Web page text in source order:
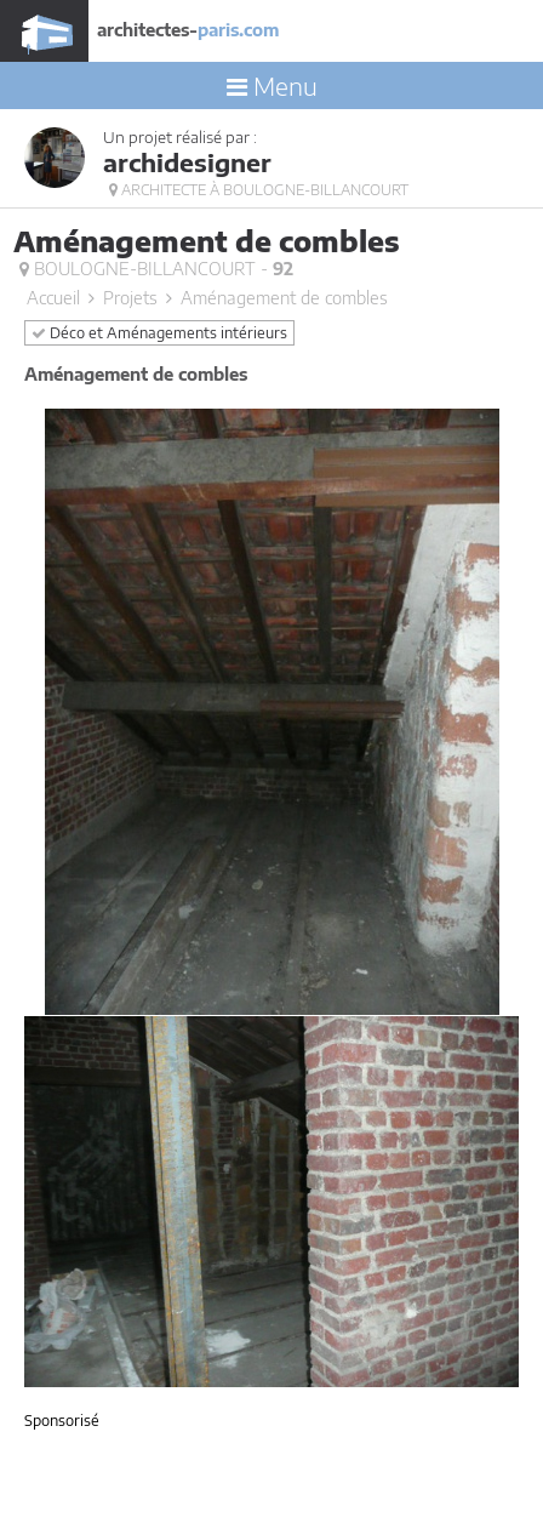
architectes-paris.com
Menu
Un projet réalisé par :
archidesigner
ARCHITECTE À BOULOGNE-BILLANCOURT
Aménagement de combles
BOULOGNE-BILLANCOURT - 92
Accueil
Projets Aménagement de combles
Déco et Aménagements intérieurs
Aménagement de combles
Sponsorisé